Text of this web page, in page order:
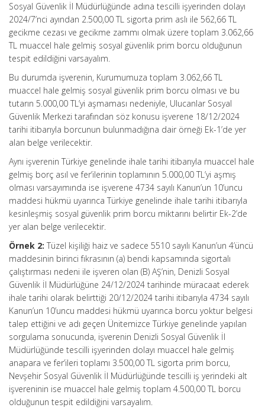
Sosyal Güvenlik İl Müdürlüğünde adına tescilli işyerinden dolayı
2024/7’nci ayından 2.500,00 TL sigorta prim aslı ile 562,66 TL
gecikme cezası ve gecikme zammı olmak üzere toplam 3.062,66
TL muaccel hale gelmiş sosyal güvenlik prim borcu olduğunun
tespit edildiğini varsayalım.
Bu durumda işverenin, Kurumumuza toplam 3.062,66 TL
muaccel hale gelmiş sosyal güvenlik prim borcu olması ve bu
tutarın 5.000,00 TL’yi aşmaması nedeniyle, Ulucanlar Sosyal
Güvenlik Merkezi tarafından söz konusu işverene 18/12/2024
tarihi itibarıyla borcunun bulunmadığına dair örneği Ek-1’de yer
alan belge verilecektir.
Aynı işverenin Türkiye genelinde ihale tarihi itibarıyla muaccel hale
gelmiş borç asıl ve fer’ilerinin toplamının 5.000,00 TL’yi aşmış
olması varsayımında ise işverene 4734 sayılı Kanun’un 10’uncu
maddesi hükmü uyarınca Türkiye genelinde ihale tarihi itibarıyla
kesinleşmiş sosyal güvenlik prim borcu miktarını belirtir Ek-2’de
yer alan belge verilecektir.
Örnek 2: Tüzel kişiliği haiz ve sadece 5510 sayılı Kanun’un 4’üncü
maddesinin birinci fıkrasının (a) bendi kapsamında sigortalı
çalıştırması nedeni ile işveren olan (B) AŞ’nin, Denizli Sosyal
Güvenlik İl Müdürlüğüne 24/12/2024 tarihinde müracaat ederek
ihale tarihi olarak belirttiği 20/12/2024 tarihi itibarıyla 4734 sayılı
Kanun’un 10’uncu maddesi hükmü uyarınca borcu yoktur belgesi
talep ettiğini ve adı geçen Ünitemizce Türkiye genelinde yapılan
sorgulama sonucunda, işverenin Denizli Sosyal Güvenlik İl
Müdürlüğünde tescilli işyerinden dolayı muaccel hale gelmiş
anapara ve fer’ileri toplamı 3.500,00 TL sigorta prim borcu,
Nevşehir Sosyal Güvenlik İl Müdürlüğünde tescilli iş yerindeki alt
işvereninin ise muaccel hale gelmiş toplam 4.500,00 TL borcu
olduğunun tespit edildiğini varsayalım.